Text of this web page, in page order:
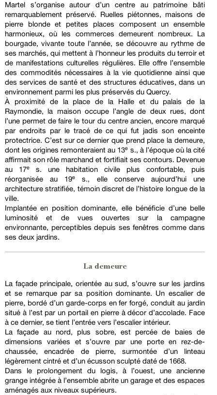
Martel s’organise autour d’un centre au patrimoine bâti
remarquablement préservé. Ruelles piétonnes, maisons de
pierre blonde et petites places composent un ensemble
harmonieux, où les commerces demeurent nombreux. La
bourgade, vivante toute l’année, se découvre au rythme de
ses marchés, qui mettent à l’honneur les produits du terroir et
de manifestations culturelles régulières. Elle offre l’ensemble
des commodités nécessaires à la vie quotidienne ainsi que
des services de santé et des structures éducatives, dans un
environnement parmi les plus préservés du Quercy.
À proximité de la place de la Halle et du palais de la
Raymondie, la maison occupe l’angle de deux rues, dont
l’une permet de faire le tour du centre ancien, encore marqué
par endroits par le tracé de ce qui fut jadis son enceinte
protectrice. C’est sur ce dernier que prend place la demeure,
dont les origines remonteraient au 13ᵉ s., à l’époque où la cité
affirmait son rôle marchand et fortifiait ses contours. Devenue
au 17ᵉ s. une habitation civile plus confortable, puis
réorganisée au 19ᵉ s., elle conserve aujourd’hui une
architecture stratifiée, témoin discret de l’histoire longue de la
ville.
Implantée en position dominante, elle bénéficie d’une belle
luminosité et de vues ouvertes sur la campagne
environnante, perceptibles depuis ses fenêtres comme dans
ses deux jardins.
La demeure
La façade principale, orientée au sud, s’ouvre sur les jardins
et se remarque par sa position dominante. Un escalier de
pierre, bordé d’un garde-corps en fer forgé, conduit au jardin
situé à l’est par un portail en pierre à décor d’accolade. Face
à ce dernier, se tient l’entrée vers l’escalier intérieur.
La façade au nord, plus sobre, est percée de baies de
dimensions variées et s’ouvre par une porte en rez-de-
chaussée, encadrée de pierre, surmontée d’un linteau
légèrement cintré et d’un écusson sculpté daté de 1668.
Dans le prolongement du logis, à l’ouest, une ancienne
grange intégrée à l’ensemble abrite un garage et des espaces
aménagés aux niveaux supérieurs.